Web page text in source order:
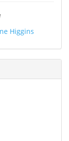
Higgins